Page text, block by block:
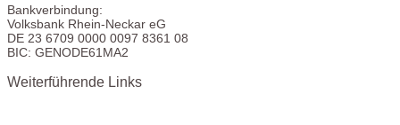
Bankverbindung:
Volksbank Rhein-Neckar eG
DE 23 6709 0000 0097 8361 08
BIC: GENODE61MA2
Weiterführende Links